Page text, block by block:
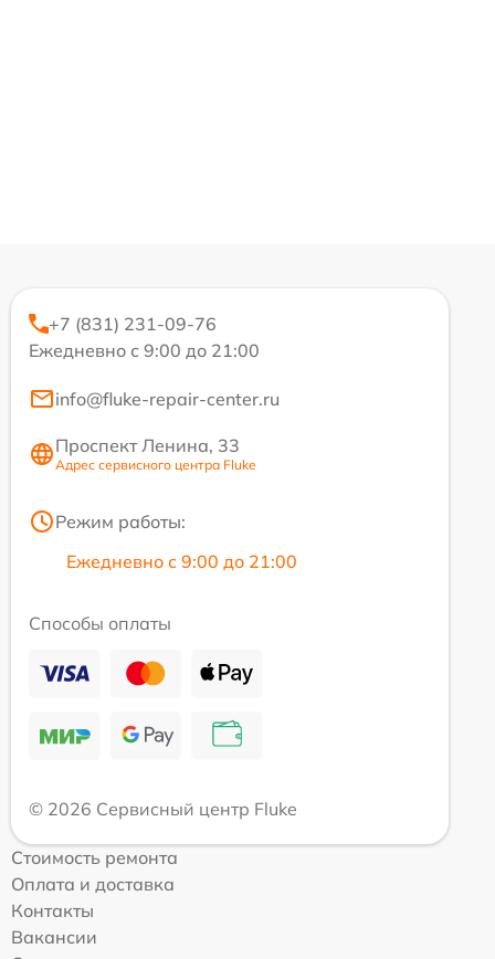
+7 (831) 231-09-76
Ежедневно с 9:00 до 21:00
info@fluke-repair-center.ru
Проспект Ленина, 33
Адрес сервисного центра Fluke
Режим работы:
Ежедневно с 9:00 до 21:00
Способы оплаты
© 2026 Сервисный центр Fluke
Стоимость ремонта
Оплата и доставка
Контакты
Вакансии